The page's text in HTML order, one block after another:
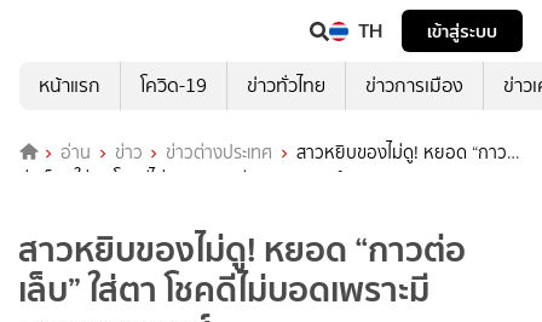
TH
เข้าสู่ระบบ
หน้าแรก
โควิด-19 ข่าวทั่วไทย ข่าวการเมือง ข่าว
อ่าน ข่าว ข่าวต่างประเทศ
สาวหยิบของไม่ดู! หยอด “กาว
ต่อเล็บ” ใส่ตา โชคดีไม่บอดเพราะมีคอนแทคเลนส์
สาวหยิบของไม่ดู! หยอด “กาวต่อ
เล็บ” ใส่ตา โชคดีไม่บอดเพราะมี